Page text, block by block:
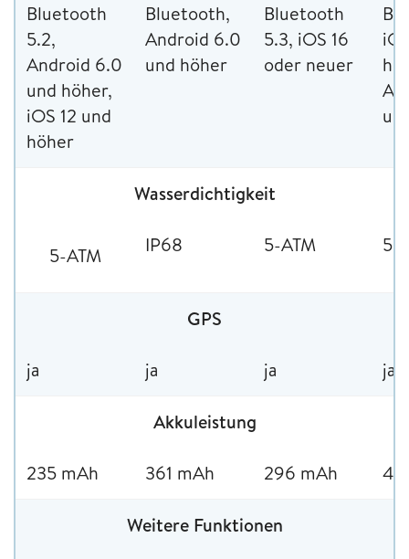
Bluetooth
5.2,
Android 6.0
und höher,
iOS 12 und
höher
Bluetooth,
Android 6.0
und höher
Bluetooth
5.3, iOS 16
oder neuer
Wasserdichtigkeit
5-ATM IP68 5-ATM 5-
GPS
ja ja ja ja
Akkuleistung
235 mAh 361 mAh 296 mAh
Weitere Funktionen